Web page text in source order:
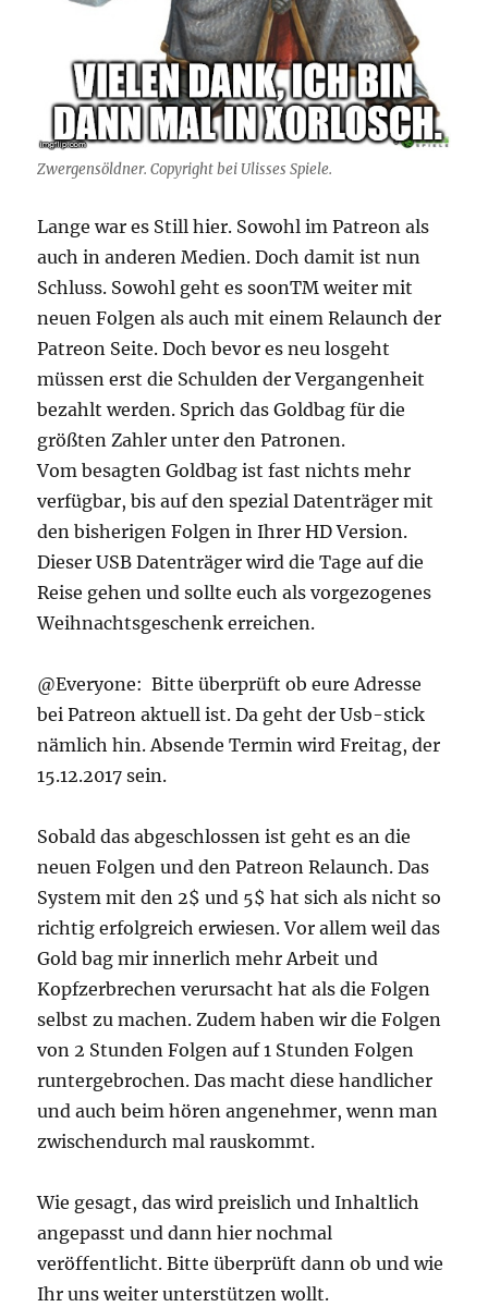
Zwergensöldner. Copyright bei Ulisses Spiele.
Lange war es Still hier. Sowohl im Patreon als
auch in anderen Medien. Doch damit ist nun
Schluss. Sowohl geht es soonTM weiter mit
neuen Folgen als auch mit einem Relaunch der
Patreon Seite. Doch bevor es neu losgeht
müssen erst die Schulden der Vergangenheit
bezahlt werden. Sprich das Goldbag für die
größten Zahler unter den Patronen.
Vom besagten Goldbag ist fast nichts mehr
verfügbar, bis auf den spezial Datenträger mit
den bisherigen Folgen in Ihrer HD Version.
Dieser USB Datenträger wird die Tage auf die
Reise gehen und sollte euch als vorgezogenes
Weihnachtsgeschenk erreichen.
@Everyone: Bitte überprüft ob eure Adresse
bei Patreon aktuell ist. Da geht der Usb-stick
nämlich hin. Absende Termin wird Freitag, der
15.12.2017 sein.
Sobald das abgeschlossen ist geht es an die
neuen Folgen und den Patreon Relaunch. Das
System mit den 2$ und 5$ hat sich als nicht so
richtig erfolgreich erwiesen. Vor allem weil das
Gold bag mir innerlich mehr Arbeit und
Kopfzerbrechen verursacht hat als die Folgen
selbst zu machen. Zudem haben wir die Folgen
von 2 Stunden Folgen auf 1 Stunden Folgen
runtergebrochen. Das macht diese handlicher
und auch beim hören angenehmer, wenn man
zwischendurch mal rauskommt.
Wie gesagt, das wird preislich und Inhaltlich
angepasst und dann hier nochmal
veröffentlicht. Bitte überprüft dann ob und wie
Ihr uns weiter unterstützen wollt.